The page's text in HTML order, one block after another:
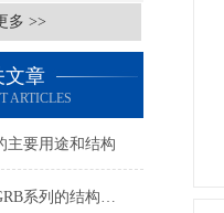
多 >>
文章
ARTICLES
主要用途和结构
川源罗茨鼓风机GRB系列的结构特点及应用领域